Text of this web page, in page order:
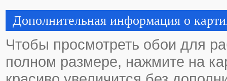
Дополнительная информация о
Чтобы просмотреть обои для
полном размере, нажмите на